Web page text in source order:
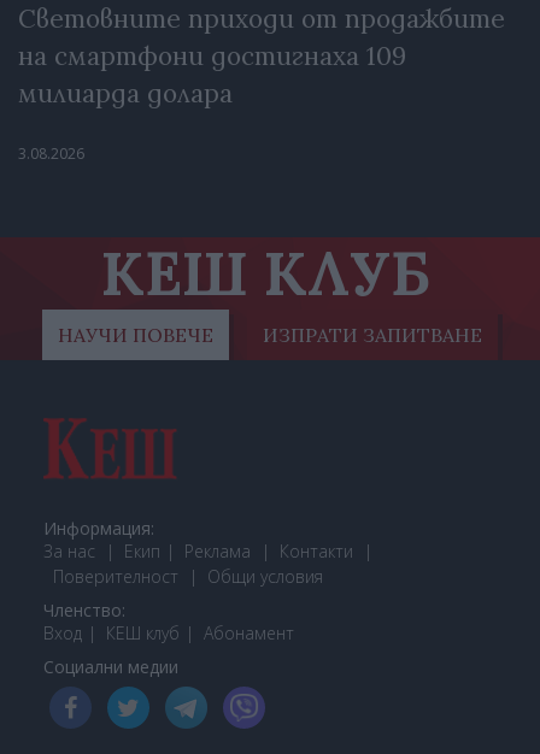
Световните приходи от продажбите
на смартфони достигнаха 109
милиарда долара
3.08.2026
КЕШ КЛУБ
НАУЧИ ПОВЕЧЕ ИЗПРАТИ ЗАПИТВАНЕ
Информация:
За нас
Екип Реклама
Контакти
Поверителност
Общи условия
Членство:
Вход
КЕШ клуб Абонамент
Социални медии